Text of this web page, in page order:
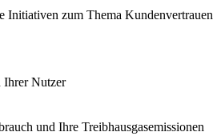
Initiativen zum Thema Kundenvertrauen
Ihrer Nutzer
und Ihre Treibhausgasemissionen